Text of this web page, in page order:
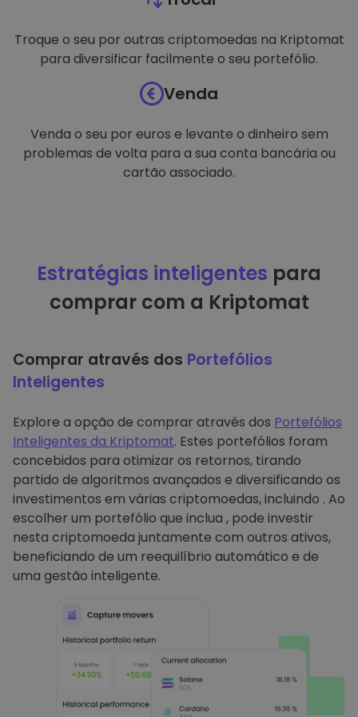
Troque o seu por outras criptomoedas na Kriptomat
para diversificar facilmente o seu portefólio.
Venda
Venda o seu por euros e levante o dinheiro sem
problemas de volta para a sua conta bancária ou
cartão associado.
Estratégias inteligentes para
comprar com a Kriptomat
Comprar através dos Portefólios
Inteligentes
Explore a opção de comprar através dos Portefólios
Inteligentes da Kriptomat. Estes portefólios foram
concebidos para otimizar os retornos, tirando
partido de algoritmos avançados e diversificando os
investimentos em várias criptomoedas, incluindo . Ao
escolher um portefólio que inclua , pode investir
nesta criptomoeda juntamente com outros ativos,
beneficiando de um reequilíbrio automático e de
uma gestão inteligente.